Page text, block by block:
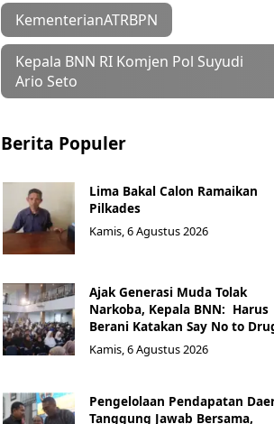
KementerianATRBPN
Kepala BNN RI Komjen Pol Suyudi
Ario Seto
Berita Populer
Lima Bakal Calon Ramaikan
Pilkades
Kamis, 6 Agustus 2026
Ajak Generasi Muda Tolak
Narkoba, Kepala BNN: Harus
Berani Katakan Say No to
Kamis, 6 Agustus 2026
Pengelolaan Pendapatan
Tanggung Jawab Bersama,